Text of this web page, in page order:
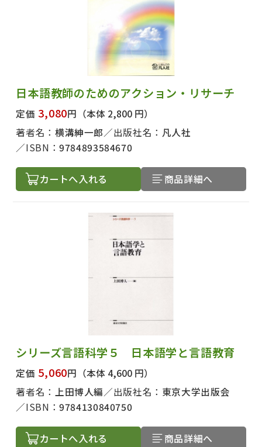
日本語教師のためのアクション・リサーチ
定価 3,080円 （本体 2,800 円）
著者名： 横溝紳一郎 出版社名： 凡人社
ISBN：9784893584670
カートへ入れる 商品詳細へ
シリーズ言語科学５ 日本語学と言語教育
定価 5,060円 （本体 4,600 円）
著者名： 上田博人編 出版社名： 東京大学出版会
ISBN：9784130840750
カートへ入れる 商品詳細へ